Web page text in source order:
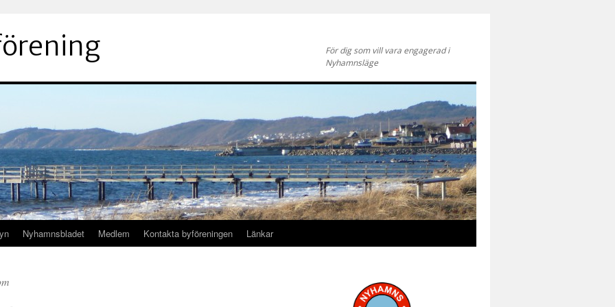
För dig som vill vara engagerad i
Nyhamnsläge
Nyhamnsbladet Medlem Kontakta byföreningen Länkar